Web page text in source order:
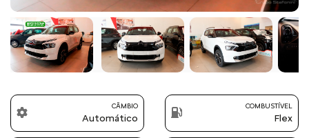
CÂMBIO
Automático
COMBUSTÍVEL
Flex